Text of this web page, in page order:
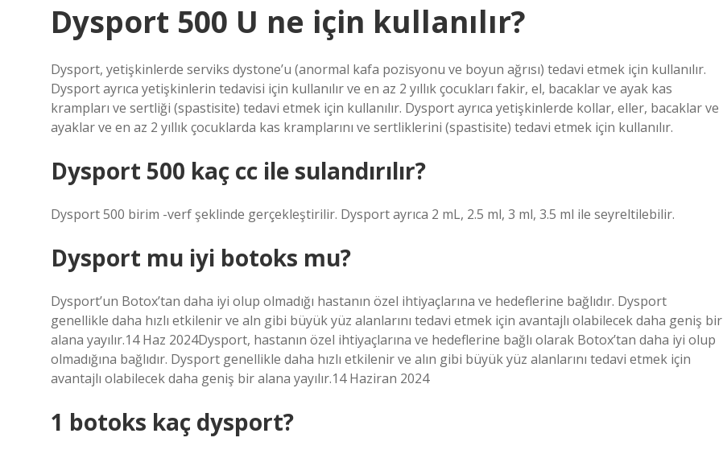
Dysport 500 U ne için kullanılır?
Dysport, yetişkinlerde serviks dystone’u (anormal kafa pozisyonu ve boyun ağrısı) tedavi etmek için kullanılır.
Dysport ayrıca yetişkinlerin tedavisi için kullanılır ve en az 2 yıllık çocukları fakir, el, bacaklar ve ayak kas
krampları ve sertliği (spastisite) tedavi etmek için kullanılır. Dysport ayrıca yetişkinlerde kollar, eller, bacaklar ve
ayaklar ve en az 2 yıllık çocuklarda kas kramplarını ve sertliklerini (spastisite) tedavi etmek için kullanılır.
Dysport 500 kaç cc ile sulandırılır?
Dysport 500 birim -verf şeklinde gerçekleştirilir. Dysport ayrıca 2 mL, 2.5 ml, 3 ml, 3.5 ml ile seyreltilebilir.
Dysport mu iyi botoks mu?
Dysport’un Botox’tan daha iyi olup olmadığı hastanın özel ihtiyaçlarına ve hedeflerine bağlıdır. Dysport
genellikle daha hızlı etkilenir ve aln gibi büyük yüz alanlarını tedavi etmek için avantajlı olabilecek daha geniş bir
alana yayılır.14 Haz 2024Dysport, hastanın özel ihtiyaçlarına ve hedeflerine bağlı olarak Botox’tan daha iyi olup
olmadığına bağlıdır. Dysport genellikle daha hızlı etkilenir ve alın gibi büyük yüz alanlarını tedavi etmek için
avantajlı olabilecek daha geniş bir alana yayılır.14 Haziran 2024
1 botoks kaç dysport?